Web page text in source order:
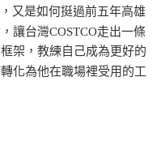
又是如何挺過前五年高雄
讓台灣COSTCO走出一條
架，教練自己成為更好的
化為他在職場裡受用的工